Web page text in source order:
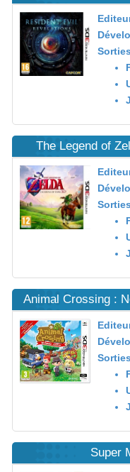
The Legend of
Animal Crossing :
Super